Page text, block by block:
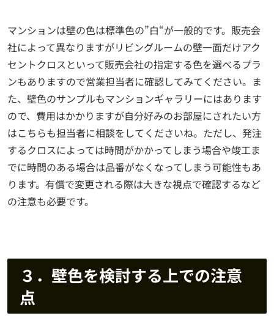
マンションは壁の色は標準色の”白“が一般的です。販売会
社によって異なりますがリビングルームの壁一面だけアク
セントクロスといって販売会社の指定する色を選べるプラ
ンもありますので営業担当者に確認してみてください。ま
た、壁色のサンプルもマンションギャラリーにはあります
ので、費用はかかりますが自分好みのお部屋にされたい方
はこちらも担当者に相談をしてくださいね。ただし、発注
するクロスによっては時間がかかってしまう場合や竣工ま
でに時間のある場合は品番がなくなってしまう可能性もあ
ります。有償で変更される際は大きな視点で確認するなど
の注意も必要です。
３．壁色を検討する上での注意
点